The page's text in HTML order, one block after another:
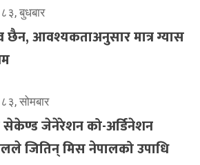
बुधबार
छैन, आवश्यकताअनुसार मात्र ग्यास
सोमबार
जेनेरेशन को-अर्डिनेशन
जितिन् मिस नेपालको उपाधि